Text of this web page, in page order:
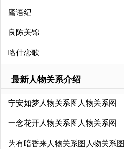
蜜语纪
良陈美锦
喀什恋歌
最新人物关系介绍
宁安如梦人物关系图人物关系图
一念花开人物关系图人物关系图
为有暗香来人物关系图人物关系图